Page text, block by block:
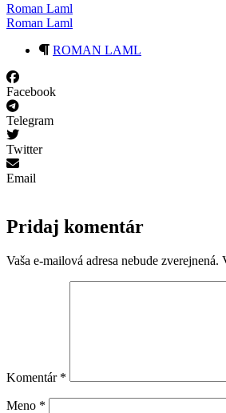
Roman Laml
Roman Laml
ROMAN LAML
Facebook
Telegram
Twitter
Email
Pridaj komentár
Vaša e-mailová adresa nebude zverejnená.
Komentár *
Meno *